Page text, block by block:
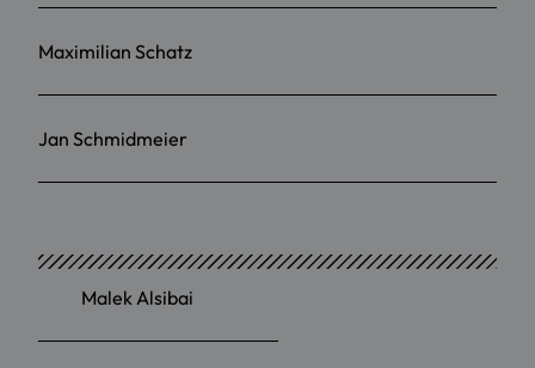
Maximilian Schatz
Jan Schmidmeier
Malek Alsibai